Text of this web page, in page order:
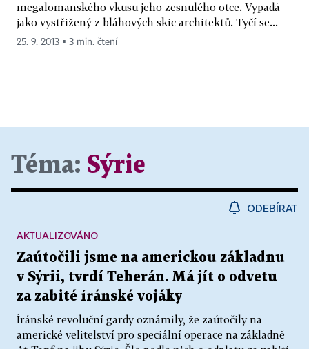
megalomanského vkusu jeho zesnulého otce. Vypadá
jako vystřižený z bláhových skic architektů. Tyčí se...
25. 9. 2013 ▪ 3 min. čtení
Téma: Sýrie
ODEBÍRAT
Zaútočili jsme na americkou základnu
v Sýrii, tvrdí Teherán. Má jít o odvetu
za zabité íránské vojáky
Íránské revoluční gardy oznámily, že zaútočily na
americké velitelství pro speciální operace na základně
AKTUALIZOVÁNO